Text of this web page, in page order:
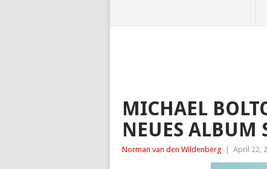
MICHAEL
NEUES ALBUM
Norman van den Wildenberg April 22,